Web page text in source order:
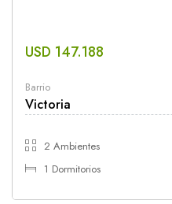
USD 147.188
Barrio
Victoria
2 Ambientes
1 Dormitorios